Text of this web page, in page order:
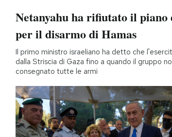
Netanyahu ha rifiutato il
per il disarmo di Hamas
Il primo ministro israeliano ha detto che
dalla Striscia di Gaza fino a quando il gruppo
consegnato tutte le armi